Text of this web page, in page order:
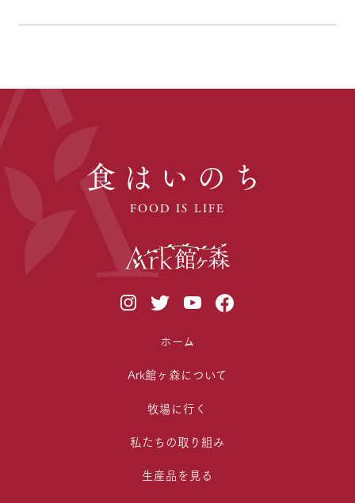
食はいのち
FOOD IS LIFE
ホーム
Ark館ヶ森について
牧場に行く
私たちの取り組み
生産品を見る